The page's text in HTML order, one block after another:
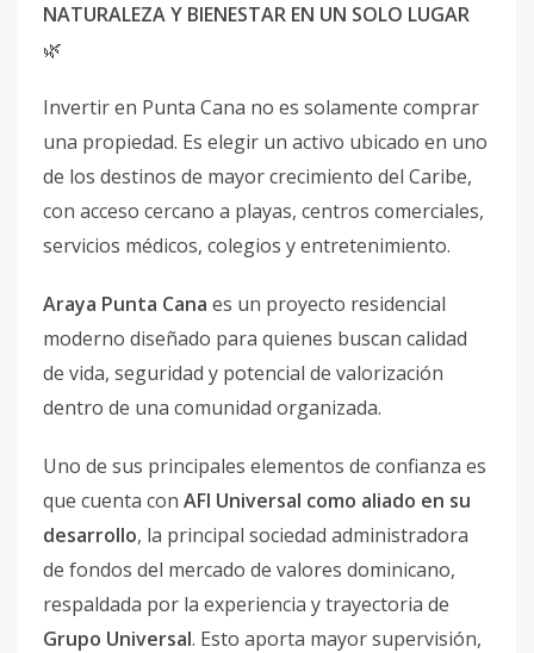
NATURALEZA Y BIENESTAR EN UN SOLO LUGAR
🌿
Invertir en Punta Cana no es solamente comprar
una propiedad. Es elegir un activo ubicado en uno
de los destinos de mayor crecimiento del Caribe,
con acceso cercano a playas, centros comerciales,
servicios médicos, colegios y entretenimiento.
Araya Punta Cana es un proyecto residencial
moderno diseñado para quienes buscan calidad
de vida, seguridad y potencial de valorización
dentro de una comunidad organizada.
Uno de sus principales elementos de confianza es
que cuenta con AFI Universal como aliado en su
desarrollo, la principal sociedad administradora
de fondos del mercado de valores dominicano,
respaldada por la experiencia y trayectoria de
Grupo Universal. Esto aporta mayor supervisión,